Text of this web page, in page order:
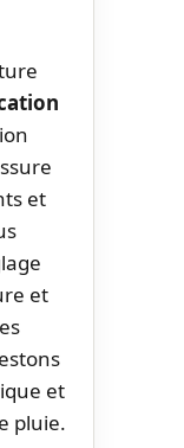
et
et
et
pluie.